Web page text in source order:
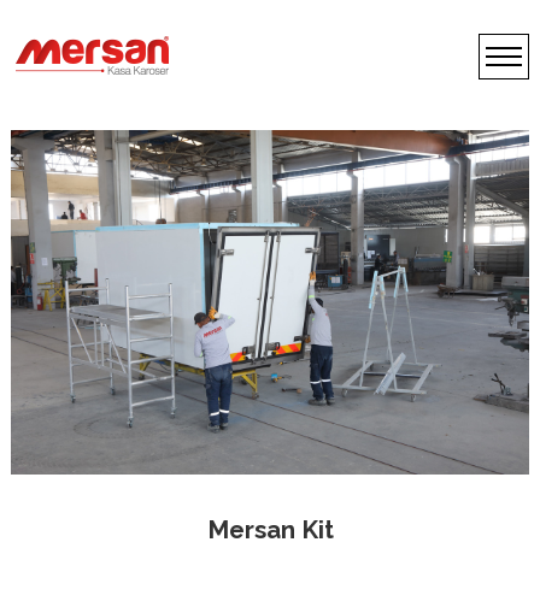
Mersan Kit